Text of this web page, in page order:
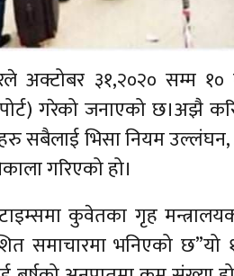
अक्टोबर ३१,२०२० सम्म १०
गरेको जनाएको छ।अझै
सबैलाई भिसा नियम
गरिएको हो।
कुवेतका गृह
समाचारमा भनिएको छ”यो